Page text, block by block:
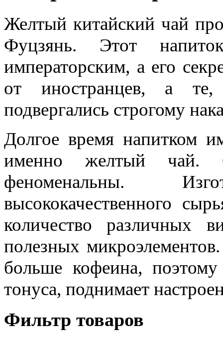
Желтый китайский чай
Фуцзянь. Этот
императорским, а его
от иностранцев, а
подвергались строгому
Долгое время напитком
именно желтый чай.
феноменальны.
высококачественного
количество различных
полезных
больше кофеина,
тонуса, поднимает
Фильтр товаров